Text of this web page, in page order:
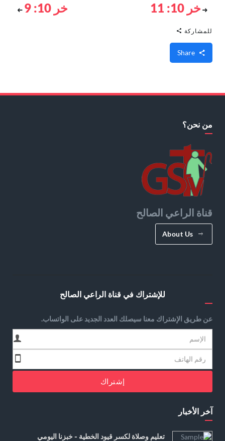
خر 10: 11 خر 10: 9
للمشاركة
من نحن؟
قناة الراعي الصالح
About Us
للإشتراك في قناة الراعي الصالح
عن طريق الإشتراك معنا سيصلك العدد الجديد على الواتساب.
إشتراك
آخر الأخبار
تعليم وصلاة لكسر قيود الخطية - خبزنا اليومي